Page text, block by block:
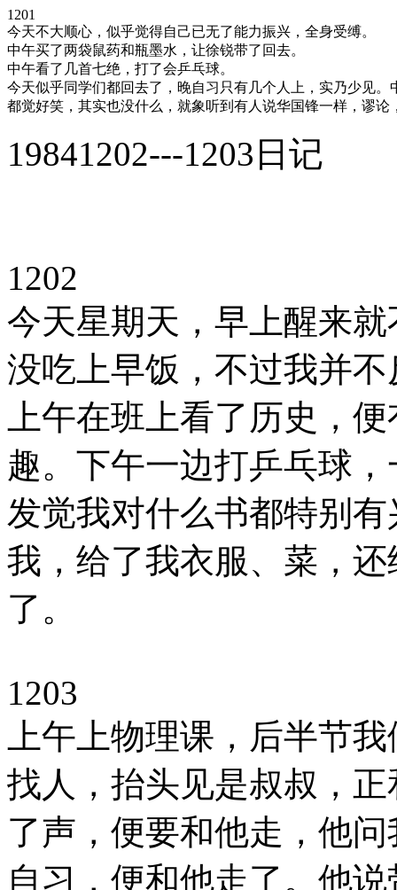
1201
今天不大顺心，似乎觉得自己已无了能力振兴，全身受缚。
中午买了两袋鼠药和瓶墨水，让徐锐带了回去。
中午看了几首七绝，打了会乒乓球。
今天似乎同学们都回去了，晚自习只有几个人上，实乃少见
都觉好笑，其实也没什么，就象听到有人说华国锋一样，谬论
19841202---1203日记
1202
今天星期天，早上醒来
没吃上早饭，不过我并不
上午在班上看了历史，
趣。下午一边打乒乓球
发觉我对什么书都特别
我，给了我衣服、菜，
了。
1203
上午上物理课，后半节
找人，抬头见是叔叔，
了声，便要和他走，他
自习，便和他走了。他